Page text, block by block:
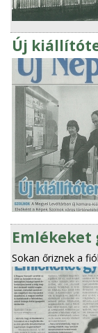
Új
Sokan őriznek a